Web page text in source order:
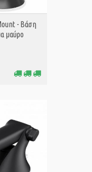
- Βάση
μαύρο